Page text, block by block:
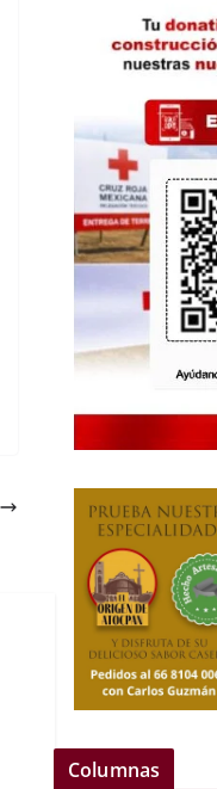
Columnas